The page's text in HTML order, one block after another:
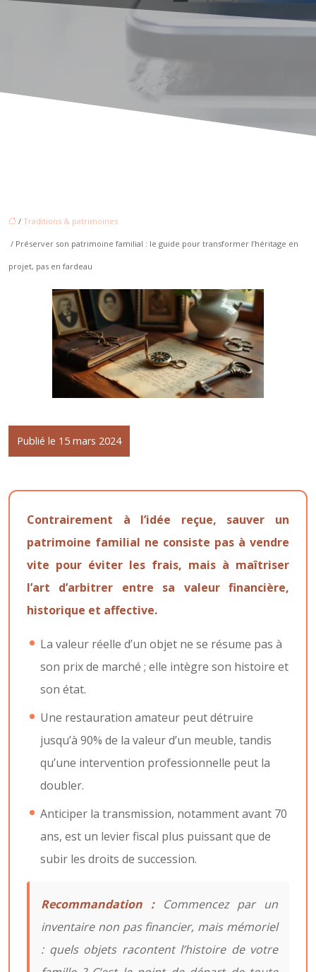
/ Traditions & patrimoines
/ Préserver son patrimoine familial : le guide pour transformer l’héritage en
projet, pas en fardeau
Publié le 15 mars 2024
Contrairement à l’idée reçue, sauver un
patrimoine familial ne consiste pas à vendre
vite pour éviter les frais, mais à maîtriser
l’art d’arbitrer entre sa valeur financière,
historique et affective.
La valeur réelle d’un objet ne se résume pas à
son prix de marché ; elle intègre son histoire et
son état.
Une restauration amateur peut détruire
jusqu’à 90% de la valeur d’un meuble, tandis
qu’une intervention professionnelle peut la
doubler.
Anticiper la transmission, notamment avant 70
ans, est un levier fiscal plus puissant que de
subir les droits de succession.
Recommandation :Commencez par un
inventaire non pas financier, mais mémoriel
: quels objets racontent l’histoire de votre